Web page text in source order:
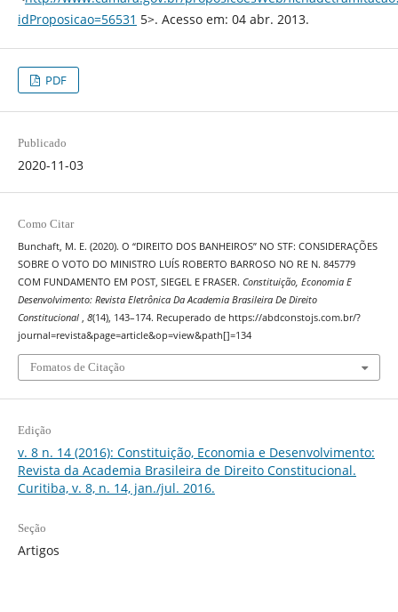
idProposicao=56531 5>. Acesso em: 04 abr. 2013.
PDF
Publicado
2020-11-03
Como Citar
Bunchaft, M. E. (2020). O “DIREITO DOS BANHEIROS” NO STF: CONSIDERAÇÕES
SOBRE O VOTO DO MINISTRO LUÍS ROBERTO BARROSO NO RE N. 845779
COM FUNDAMENTO EM POST, SIEGEL E FRASER. Constituição, Economia E
Desenvolvimento: Revista Eletrônica Da Academia Brasileira De Direito
Constitucional , 8(14), 143–174. Recuperado de https://abdconstojs.com.br/?
journal=revista&page=article&op=view&path[]=134
Fomatos de Citação
Edição
v. 8 n. 14 (2016): Constituição, Economia e Desenvolvimento:
Revista da Academia Brasileira de Direito Constitucional.
Curitiba, v. 8, n. 14, jan./jul. 2016.
Seção
Artigos